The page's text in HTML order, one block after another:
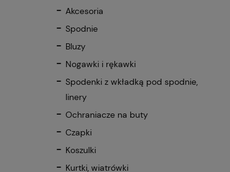
Akcesoria
Spodnie
Bluzy
Nogawki i rękawki
Spodenki z wkładką pod spodnie,
linery
Ochraniacze na buty
Czapki
Koszulki
Kurtki, wiatrówki